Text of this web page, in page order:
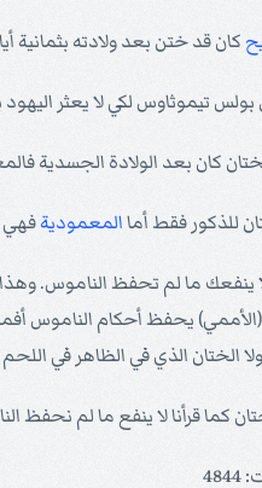
كان قد ختن بعد ولادته بثمانية
المعموديةفهي
لا ينفعك ما لم تحفظ الناموس.
(الأممي) يحفظ أحكام الناموس
الختان الذي في الظاهر في
كما قرأنا لا ينفع ما لم نحفظ